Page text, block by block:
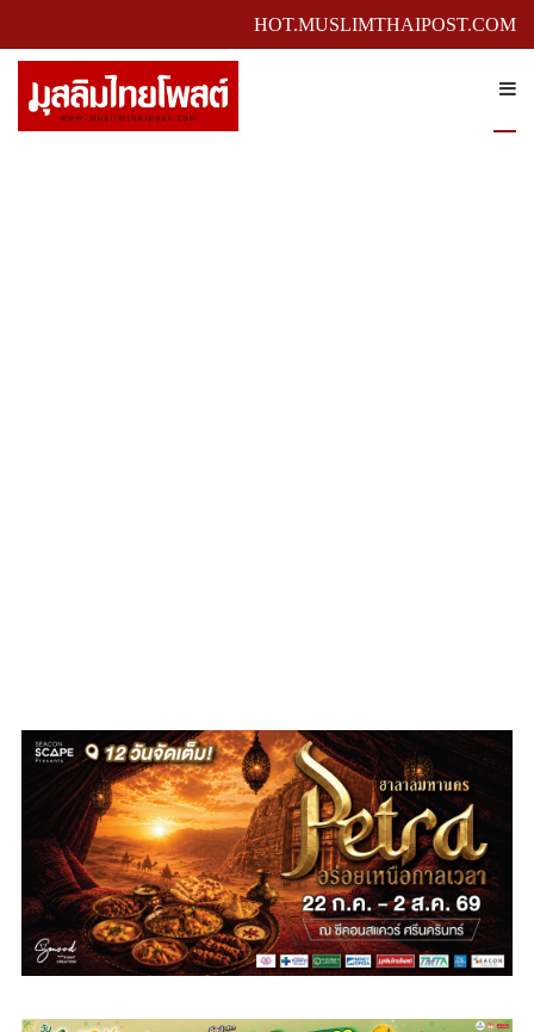
HOT.MUSLIMTHAIPOST.COM